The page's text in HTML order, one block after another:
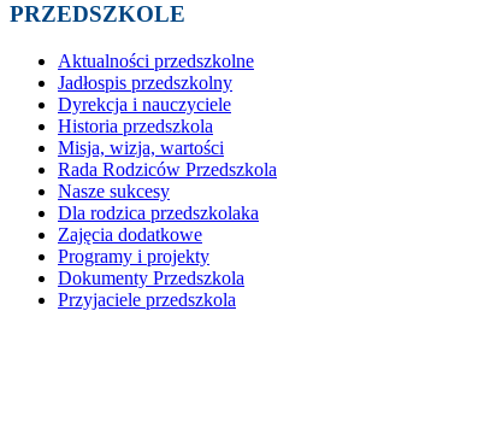
PRZEDSZKOLE
Aktualności przedszkolne
Jadłospis przedszkolny
Dyrekcja i nauczyciele
Historia przedszkola
Misja, wizja, wartości
Rada Rodziców Przedszkola
Nasze sukcesy
Dla rodzica przedszkolaka
Zajęcia dodatkowe
Programy i projekty
Dokumenty Przedszkola
Przyjaciele przedszkola